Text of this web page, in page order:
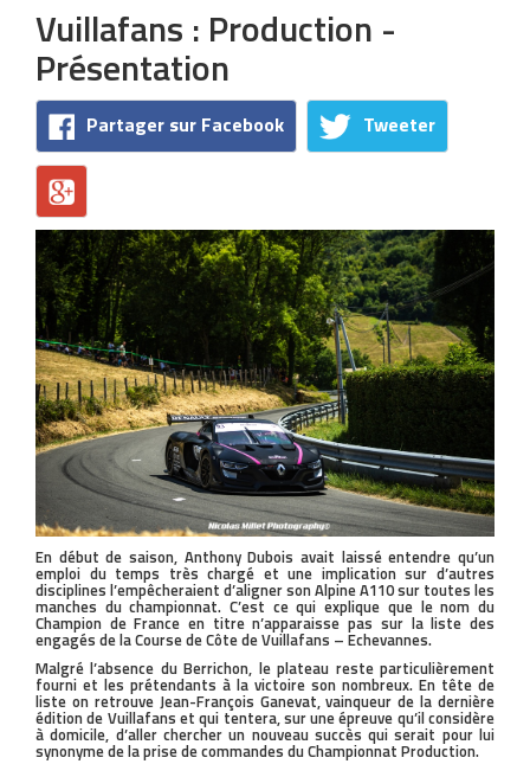
Vuillafans : Production -
Présentation
Partager sur Facebook Tweeter
En début de saison, Anthony Dubois avait laissé entendre qu’un
emploi du temps très chargé et une implication sur d’autres
disciplines l’empêcheraient d’aligner son Alpine A110 sur toutes les
manches du championnat. C’est ce qui explique que le nom du
Champion de France en titre n’apparaisse pas sur la liste des
engagés de la Course de Côte de Vuillafans – Echevannes.
Malgré l’absence du Berrichon, le plateau reste particulièrement
fourni et les prétendants à la victoire son nombreux. En tête de
liste on retrouve Jean-François Ganevat, vainqueur de la dernière
édition de Vuillafans et qui tentera, sur une épreuve qu’il considère
à domicile, d’aller chercher un nouveau succès qui serait pour lui
synonyme de la prise de commandes du Championnat Production.